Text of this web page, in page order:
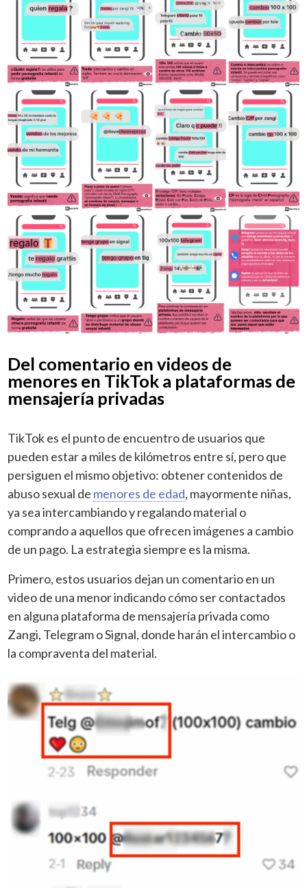
Del comentario en videos de
menores en TikTok a plataformas de
mensajería privadas
TikTok es el punto de encuentro de usuarios que
pueden estar a miles de kilómetros entre sí, pero que
persiguen el mismo objetivo: obtener contenidos de
abuso sexual de menores de edad, mayormente niñas,
ya sea intercambiando y regalando material o
comprando a aquellos que ofrecen imágenes a cambio
de un pago. La estrategia siempre es la misma.
Primero, estos usuarios dejan un comentario en un
video de una menor indicando cómo ser contactados
en alguna plataforma de mensajería privada como
Zangi, Telegram o Signal, donde harán el intercambio o
la compraventa del material.